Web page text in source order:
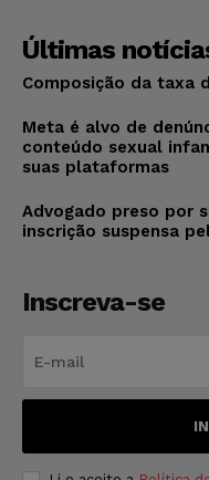
Últimas
Composição da taxa
Meta é alvo de
conteúdo sexual
suas plataformas
Advogado preso por
inscrição suspensa
Inscreva-se